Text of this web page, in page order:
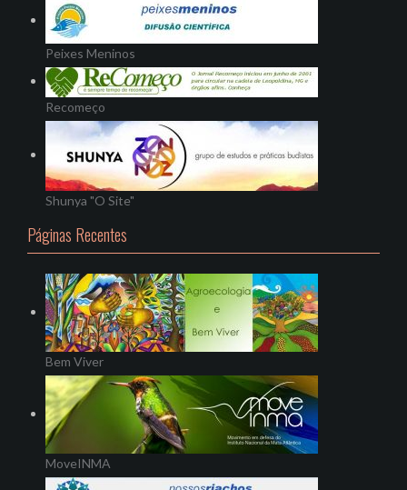
Peixes Meninos
Recomeço
Shunya "O Site"
Páginas Recentes
Bem Viver
MoveINMA